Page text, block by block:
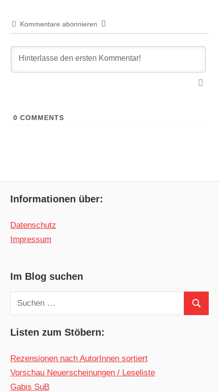
Kommentare abonnieren
0 COMMENTS
Informationen über:
Datenschutz
Impressum
Im Blog suchen
Suchen
nach:
Suchen
Listen zum Stöbern:
Rezensionen nach AutorInnen sortiert
Vorschau Neuerscheinungen / Leseliste
Gabis SuB